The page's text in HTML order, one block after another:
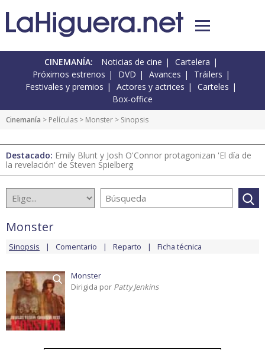
CINEMANÍA: Noticias de cine
Cartelera
Próximos estrenos
DVD Avances
Tráilers
Festivales y premios
Actores y actrices
Carteles
Box-office
Cinemanía > Películas > Monster > Sinopsis
Destacado: Emily Blunt y Josh O'Connor protagonizan 'El día de
la revelación' de Steven Spielberg
Monster
Sinopsis Comentario Reparto Ficha técnica
Monster
Dirigida por Patty Jenkins